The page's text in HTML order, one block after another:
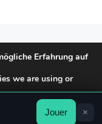
Erfahrung auf
we are using or
Jouer ×